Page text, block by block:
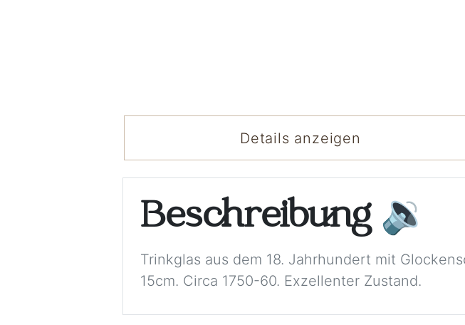
Details anzeigen
Beschreibung 🔉
Trinkglas aus dem 18. Jahrhundert mit
15cm. Circa 1750-60. Exzellenter Zustand.